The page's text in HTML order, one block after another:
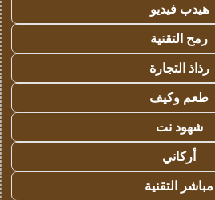
هيدب فيديو
رمح التقنية
رذاذ التجارة
طعم وكيف
شهود نت
أركاني
مباشر التقنية